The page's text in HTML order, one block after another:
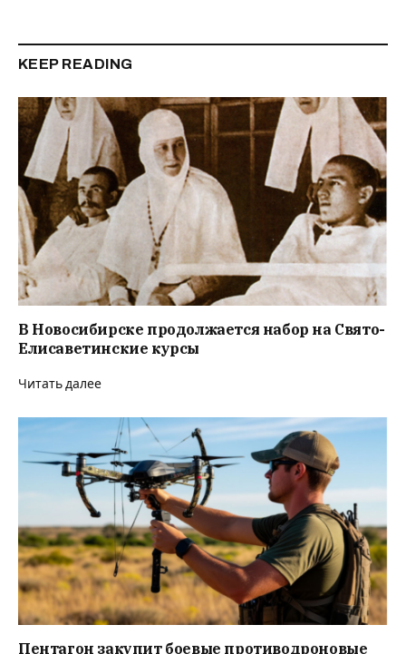
KEEP READING
В Новосибирске продолжается набор на Свято-
Елисаветинские курсы
Читать далее
Пентагон закупит боевые противодроновые